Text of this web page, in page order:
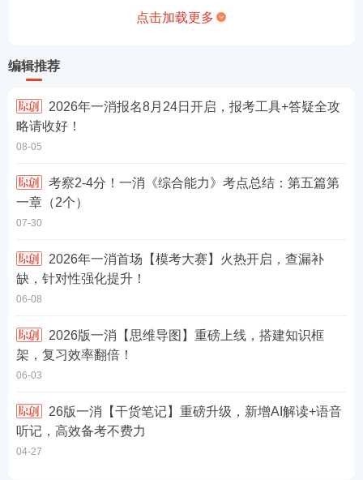
点击加载更多
编辑推荐
略请收好！
08-05
一章（2个）
07-30
缺，针对性强化提升！
06-08
架，复习效率翻倍！
06-03
听记，高效备考不费力
04-27